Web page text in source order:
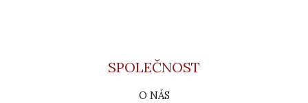
SPOLEČNOST
O NÁS